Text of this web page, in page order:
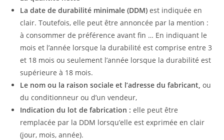
La date de durabilité minimale (DDM) est indiquée en
clair. Toutefois, elle peut être annoncée par la mention :
à consommer de préférence avant fin … En indiquant le
mois et l’année lorsque la durabilité est comprise entre 3
et 18 mois ou seulement l’année lorsque la durabilité est
supérieure à 18 mois.
Le nom ou la raison sociale et l’adresse du fabricant, ou
du conditionneur ou d’un vendeur,
Indication du lot de fabrication : elle peut être
remplacée par la DDM lorsqu’elle est exprimée en clair
(jour, mois, année).